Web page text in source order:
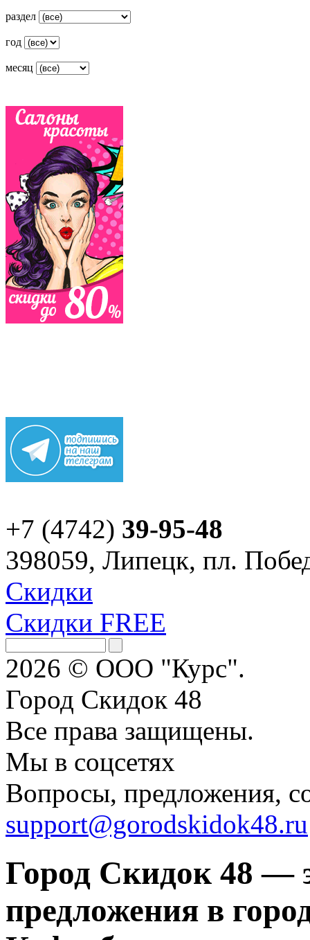
раздел
год
месяц
+7 (4742) 39-95-48
398059, Липецк, пл.
Скидки
Скидки FREE
2026 © ООО "Курс".
Город Скидок 48
Все права защищены.
Мы в соцсетях
Вопросы, предложения,
support@gorodskidok48.ru
Город Скидок 48 —
предложения в